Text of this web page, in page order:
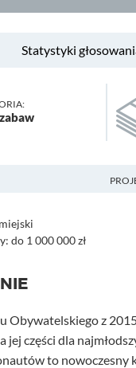
Statystyki
do 1 000 000 zł
Obywatelskiego z
jej części dla
to nowoczesny